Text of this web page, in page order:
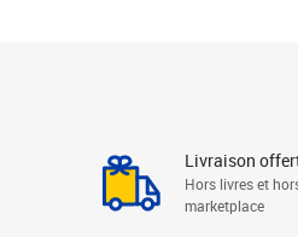
Livraison
Hors livres et
marketplace